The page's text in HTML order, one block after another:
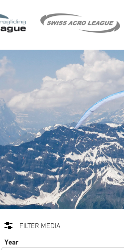
FILTER MEDIA
Year